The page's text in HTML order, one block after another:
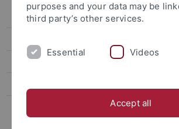
Geetha K Wilson
Mukul Menon
purposes and your data may be
third party’s other services.
Essential Videos
Accept all